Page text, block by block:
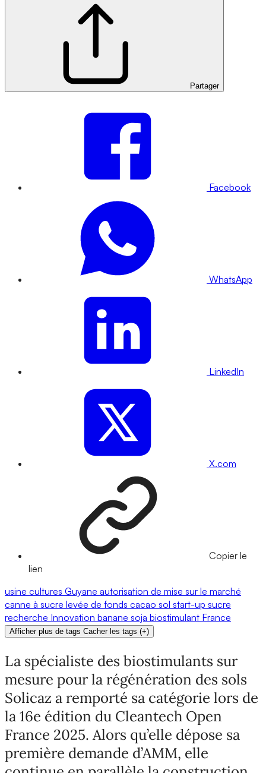
Partager
Facebook
WhatsApp
LinkedIn
X.com
Copier le
lien
usine cultures Guyane autorisation de mise sur le marché
canne à sucre levée de fonds cacao sol start-up sucre
recherche Innovation banane soja biostimulant France
Afficher plus de tags Cacher les tags (+)
La spécialiste des biostimulants sur
mesure pour la régénération des sols
Solicaz a remporté sa catégorie lors de
la 16e édition du Cleantech Open
France 2025. Alors qu’elle dépose sa
première demande d’AMM, elle